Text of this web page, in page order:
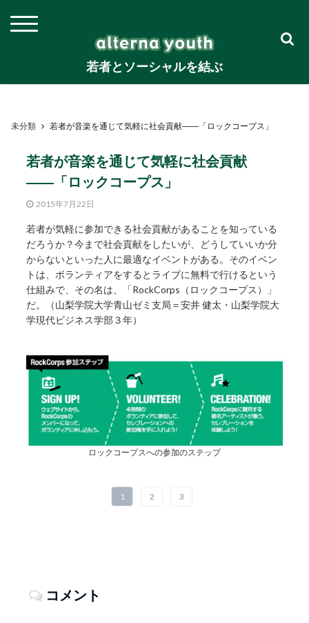
若者とソーシャルを結ぶ
未分類 若者が音楽を通じて気軽に社会貢献――「ロックコープス」
若者が音楽を通じて気軽に社会貢献
――「ロックコープス」
2015年7月22日
若者が気軽に参加できる社会貢献があることを知っている
だろうか？今まで社会貢献をしたいが、どうしていいか分
からないといった人に最適なイベントがある。そのイベン
トは、ボランティアをするとライブに無料で行けるという
仕組みで、その名は、「RockCorps（ロックコープス）」
だ。（山梨学院大学青山ゼミ支局＝安井 健太・山梨学院大
学現代ビジネス学部３年）
ロックコープスへの参加のステップ
1 2 3
コメント